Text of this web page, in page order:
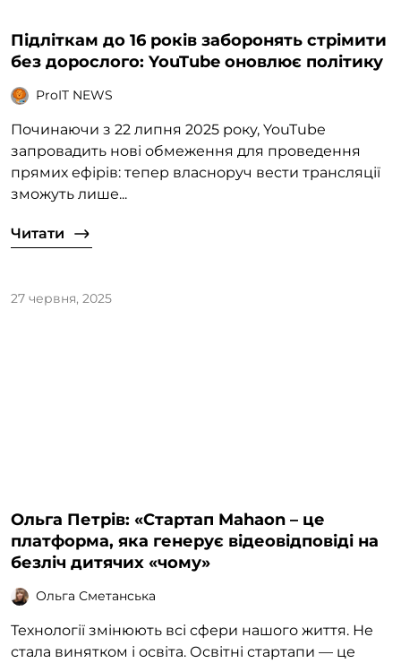
Підліткам до 16 років заборонять стрімити
без дорослого: YouTube оновлює політику
ProIT NEWS
Починаючи з 22 липня 2025 року, YouTube
запровадить нові обмеження для проведення
прямих ефірів: тепер власноруч вести трансляції
зможуть лише...
Читати
27 червня, 2025
Ольга Петрів: «Стартап Mahaon – це
платформа, яка генерує відеовідповіді на
безліч дитячих «чому»
Ольга Сметанська
Технології змінюють всі сфери нашого життя. Не
стала винятком і освіта. Освітні стартапи — це